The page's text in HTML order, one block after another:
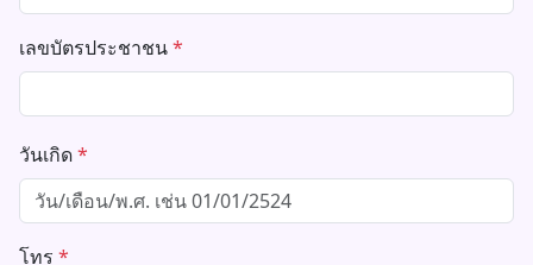
เลขบัตรประชาชน*
วันเกิด*
โทร *